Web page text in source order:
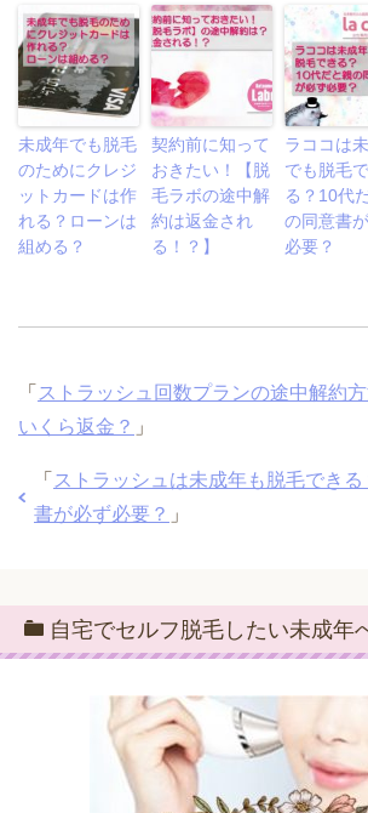
未成年でも脱毛
のためにクレジ
ットカードは作
れる？ローンは
組める？
契約前に知って
おきたい！【脱
毛ラボの途中解
約は返金され
る！？】
ラココは
でも脱毛
る？10代
の同意書
必要？
「 ストラッシュ回数プランの途中解約
いくら返金？ 」
「 ストラッシュは未成年も脱毛でき
書が必ず必要？ 」
自宅でセルフ脱毛したい未成年